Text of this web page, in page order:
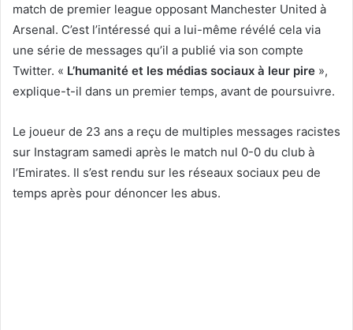
match de premier league opposant Manchester United à
Arsenal. C’est l’intéressé qui a lui-même révélé cela via
une série de messages qu’il a publié via son compte
Twitter. « L’humanité et les médias sociaux à leur pire »,
explique-t-il dans un premier temps, avant de poursuivre.
Le joueur de 23 ans a reçu de multiples messages racistes
sur Instagram samedi après le match nul 0-0 du club à
l’Emirates. Il s’est rendu sur les réseaux sociaux peu de
temps après pour dénoncer les abus.